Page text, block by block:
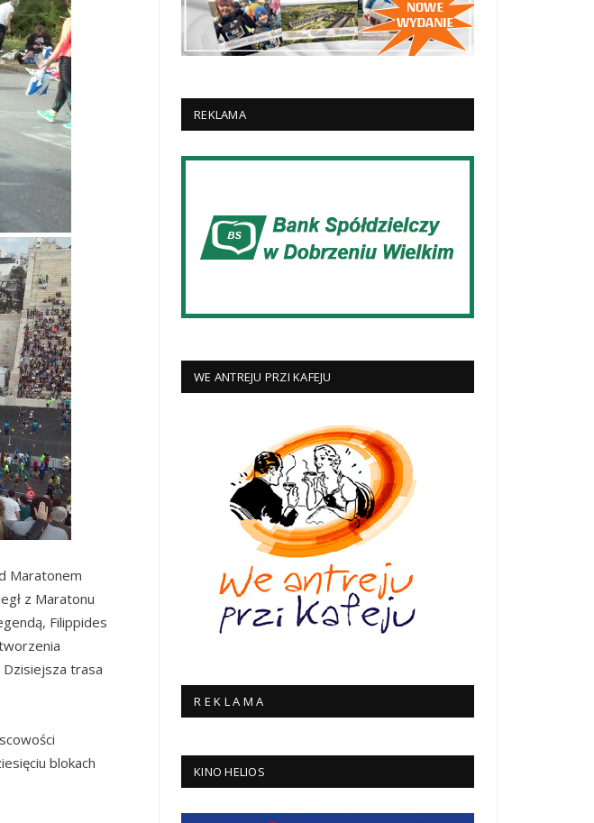
Maratonem
z Maratonu
Filippides
trasa
blokach
REKLAMA
WE ANTREJU PRZI KAFEJU
R E K L A M A
KINO HELIOS